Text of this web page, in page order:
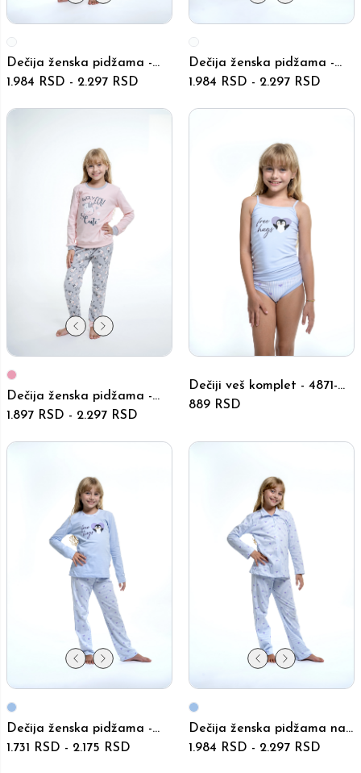
Dečija ženska pidžama -
6038-6042 - Bež
1.984 RSD - 2.297 RSD
Dečija ženska pidžama -
6030-6033 - Bež
1.984 RSD - 2.297 RSD
Dečija ženska pidžama -
6020-6024 - Roze
1.897 RSD - 2.297 RSD
Dečiji veš komplet - 4871-
4873 - Plavi
889 RSD
Dečija ženska pidžama -
6016-6019 - Plava
1.731 RSD - 2.175 RSD
Dečija ženska pidžama na
kopčanje - 6012-6015 -
1.984 RSD - 2.297 RSD